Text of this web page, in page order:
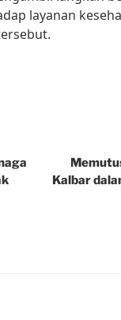
layanan
Kalbar